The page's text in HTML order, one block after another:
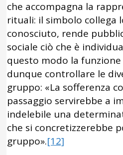
che accompagna la
rituali: il simbolo collega
conosciuto, rende
sociale ciò che è
questo modo la
dunque controllare le
gruppo: «La sofferenza
passaggio servirebbe a
indelebile una
che si concretizzerebbe
gruppo».[12]